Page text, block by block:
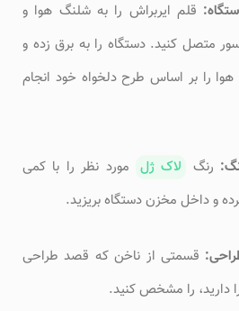
قلم ایربراش را به شلنگ هوا و
متصل کنید. دستگاه را به برق زده و
را بر اساس طرح دلخواه خود انجام
رنگ لاک ژل مورد نظر را با کمی
و داخل مخزن دستگاه بریزید.
قسمتی از ناخن که قصد طراحی
دارید، را مشخص کنید.